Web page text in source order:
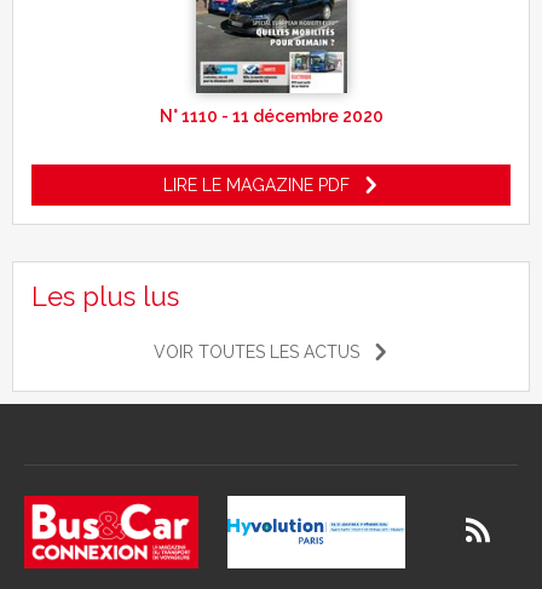
N° 1110 - 11 décembre 2020
LIRE LE MAGAZINE PDF
Les plus lus
VOIR TOUTES LES ACTUS